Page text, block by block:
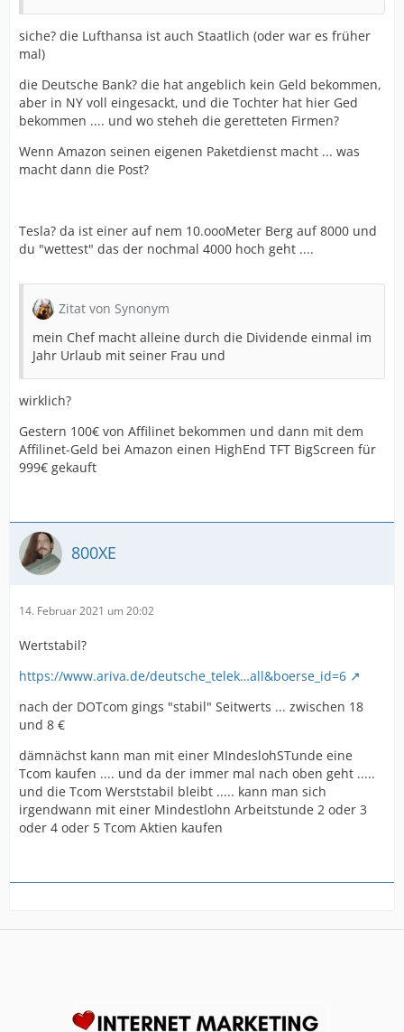
siche? die Lufthansa ist auch Staatlich (oder war es früher
mal)
die Deutsche Bank? die hat angeblich kein Geld bekommen,
aber in NY voll eingesackt, und die Tochter hat hier Ged
bekommen .... und wo steheh die geretteten Firmen?
Wenn Amazon seinen eigenen Paketdienst macht ... was
macht dann die Post?
Tesla? da ist einer auf nem 10.oooMeter Berg auf 8000 und
du "wettest" das der nochmal 4000 hoch geht ....
Zitat von Synonym
mein Chef macht alleine durch die Dividende einmal im
Jahr Urlaub mit seiner Frau und
wirklich?
Gestern 100€ von Affilinet bekommen und dann mit dem
Affilinet-Geld bei Amazon einen HighEnd TFT BigScreen für
999€ gekauft
800XE
14. Februar 2021 um 20:02
Wertstabil?
https://www.ariva.de/deutsche_telek…all&boerse_id=6
nach der DOTcom gings "stabil" Seitwerts ... zwischen 18
und 8 €
dämnächst kann man mit einer MIndeslohSTunde eine
Tcom kaufen .... und da der immer mal nach oben geht .....
und die Tcom Werststabil bleibt ..... kann man sich
irgendwann mit einer Mindestlohn Arbeitstunde 2 oder 3
oder 4 oder 5 Tcom Aktien kaufen